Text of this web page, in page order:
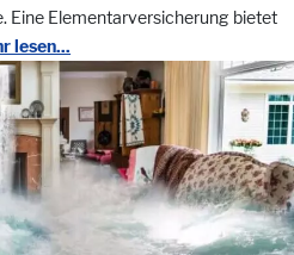
Eine Elementarversicherung bietet
lesen...